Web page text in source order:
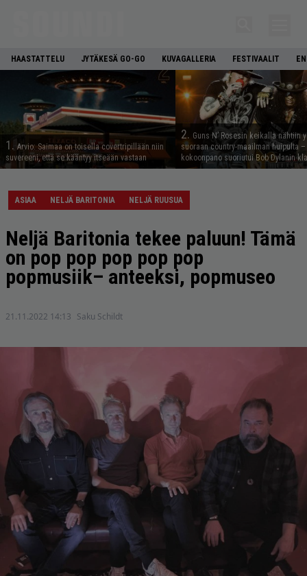
HAASTATTELU JYTÄKESÄ GO-GO KUVAGALLERIA FESTIVAALIT
1. Arvio: Saimaa on toisella covertripillään niin
suvereeni, että se kääntyy itseään vastaan
2. Guns N’ Rosesin keikalla nähtiin
suoraan country-maailman huipulta
kokoonpano suoriutui Bob Dylanin
ASIAA NELJÄ BARITONIA NELJÄ RUUSUA
Neljä Baritonia tekee paluun! Tämä
on pop pop pop pop pop
popmusiik– anteeksi, popmuseo
21.11.2022 14:13 Saku Schildt